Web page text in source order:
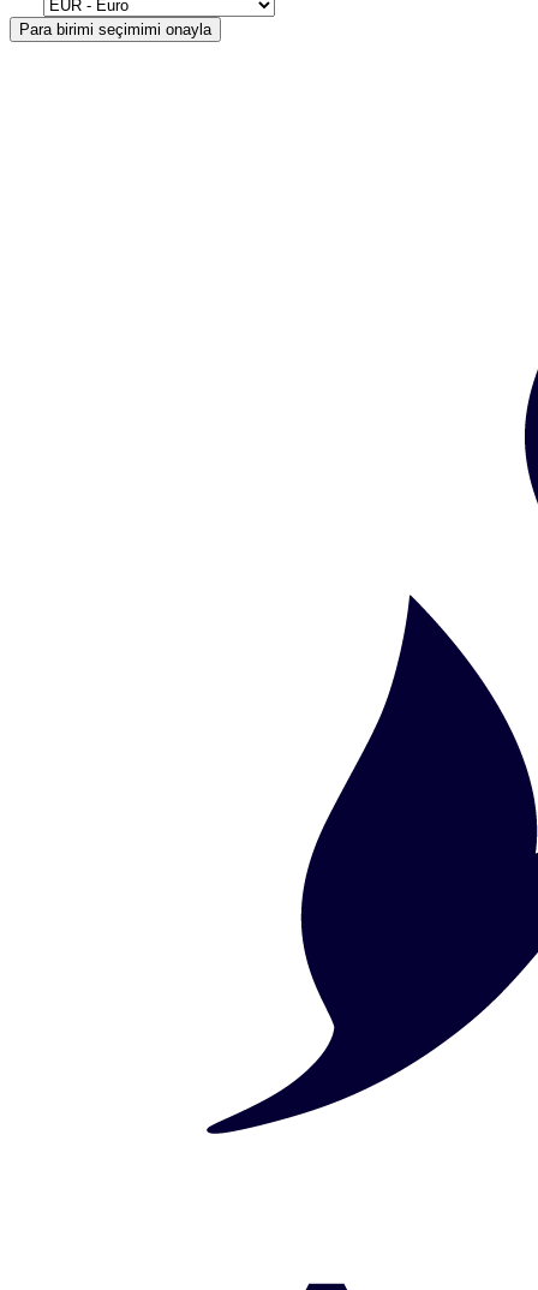
Para birimi seçimimi onayla